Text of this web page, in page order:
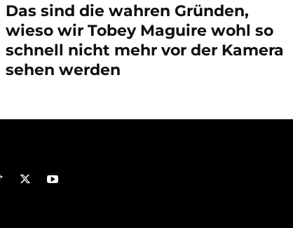
Das sind die wahren Gründen,
wieso wir Tobey Maguire wohl so
schnell nicht mehr vor der Kamera
sehen werden